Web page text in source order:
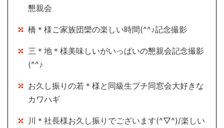
懇親会
橋＊様ご家族団欒の楽しい時間(^^♪記念撮影
三＊地＊様美味しいがいっぱいの懇親会記念撮影
(^^♪
お久し振りの若＊様と同級生プチ同窓会大好きな
カワハギ
川＊社長様お久し振りでございます(^▽^)/楽しい